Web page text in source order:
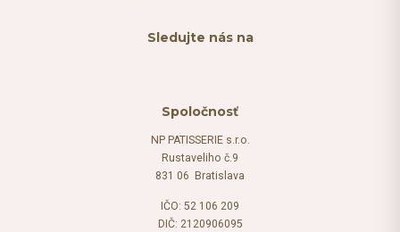
Sledujte nás na
Spoločnosť
NP PATISSERIE s.r.o.
Rustaveliho č.9
831 06 Bratislava
IČO: 52 106 209
DIČ: 2120906095